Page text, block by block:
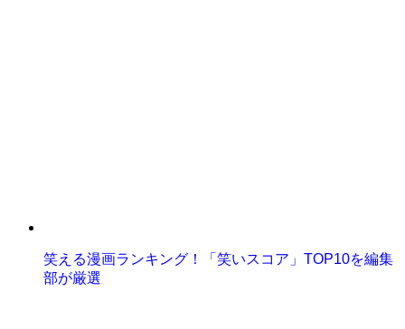
笑える漫画ランキング！「笑いスコア」TOP10を編集
部が厳選